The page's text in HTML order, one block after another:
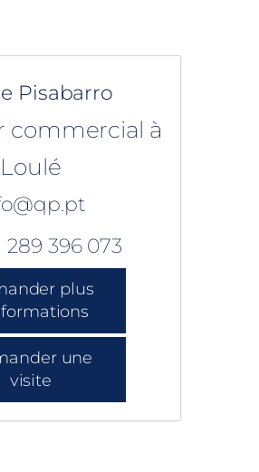
Pisabarro
commercial à
Loulé
289 396 073
plus
une
visite